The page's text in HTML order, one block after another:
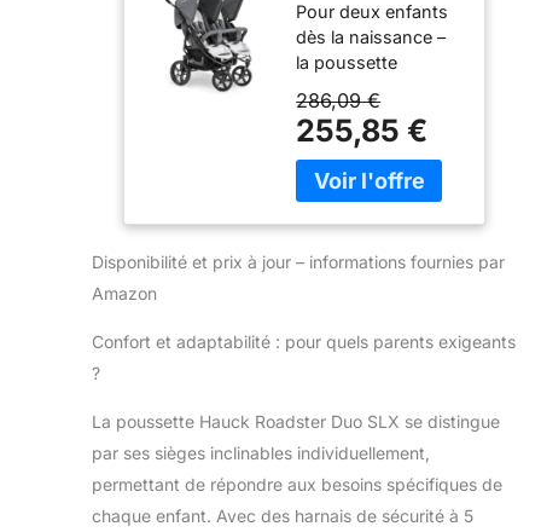
Jumeaux ou
Frères et
Sœurs
Roadster Duo
SLX – Pliable
Compacte,
Position
Allongée –
Grand Panier,
– dès la
3 Ans), Gris
Pour deux enfants
dès la naissance –
la poussette
confortablement
jumeaux ou frères
et sœurs jusqu’à 15
kg chacun ; charge
non inclus)
fois montée (92 x
hauck passe aussi
par les portes ; se
main (89 x 76 x 42
cm), facile à ranger
286,09 €
255,85 €
Disponibilité et prix à jour – informations fournies par
Amazon
Confort et adaptabilité : pour quels parents exigeants
?
La poussette Hauck Roadster Duo SLX se distingue
par ses sièges inclinables individuellement,
permettant de répondre aux besoins spécifiques de
chaque enfant. Avec des harnais de sécurité à 5